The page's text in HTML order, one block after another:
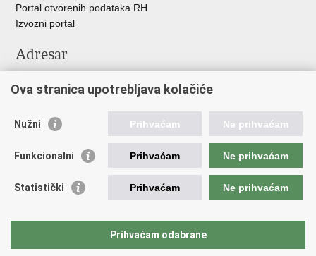
Portal otvorenih podataka RH
Izvozni portal
Adresar
Adresar tijela javne vlasti
Korisne poveznice
Vlada RH
Predsjednik RH
Pravobraniteljica za ravnopravnost spolova
Povjerenik za informiranje
Ova stranica upotrebljava kolačiće
Nužni Prihvaćam Ne prihvaćam
Funkcionalni Prihvaćam Ne prihvaćam
Statistički Prihvaćam Ne prihvaćam
Prihvaćam odabrane